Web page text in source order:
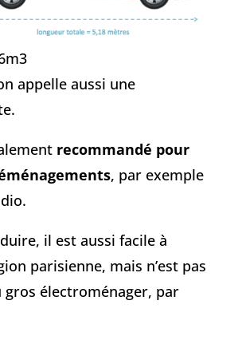
appelle aussi une
recommandé pour
, par exemple
il est aussi facile à
parisienne, mais n’est pas
gros électroménager, par